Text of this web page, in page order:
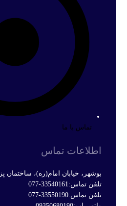
تماس با ما
اطلاعات تماس
بوشهر، خیابان امام(ره)،
تلفن تماس:33540161-077
تلفن تماس:33550190-077